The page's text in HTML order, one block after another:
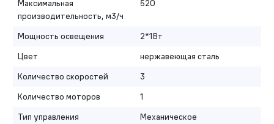
Максимальная
производительность, м3/ч
520
Мощность освещения
2*1Вт
Цвет
нержавеющая сталь
Количество скоростей
3
Количество моторов
1
Тип управления
Механическое